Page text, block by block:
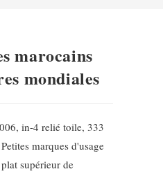
marocains
mondiales
in-4 relié toile, 333
marques d'usage
supérieur de